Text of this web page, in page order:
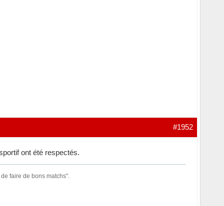
#1952
ont été respectés.
faire de bons matchs".